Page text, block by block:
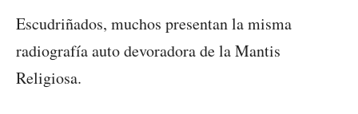
Escudriñados, muchos presentan la misma
radiografía auto devoradora de la Mantis
Religiosa.